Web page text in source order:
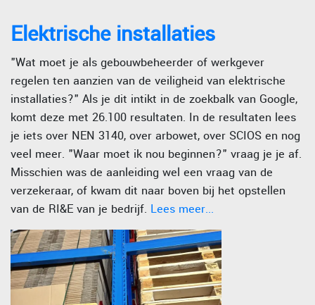
Elektrische installaties
"Wat moet je als gebouwbeheerder of werkgever
regelen ten aanzien van de veiligheid van elektrische
installaties?" Als je dit intikt in de zoekbalk van Google,
komt deze met 26.100 resultaten. In de resultaten lees
je iets over NEN 3140, over arbowet, over SCIOS en nog
veel meer. "Waar moet ik nou beginnen?" vraag je je af.
Misschien was de aanleiding wel een vraag van de
verzekeraar, of kwam dit naar boven bij het opstellen
van de RI&E van je bedrijf. Lees meer...